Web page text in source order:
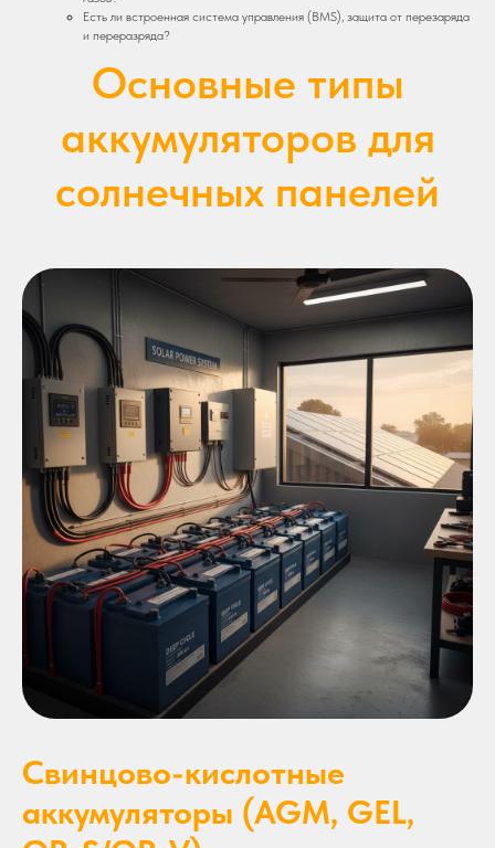
Есть ли встроенная система управления (BMS), защита от перезаряда
и переразряда?
Основные типы
аккумуляторов для
солнечных панелей
Свинцово-кислотные
аккумуляторы (AGM, GEL,